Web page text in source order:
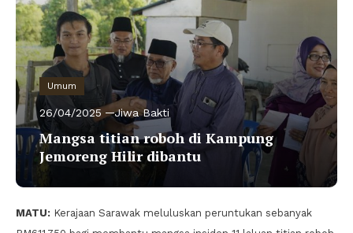
Umum
26/04/2025 Jiwa Bakti
Mangsa titian roboh di Kampung
Jemoreng Hilir dibantu
MATU: Kerajaan Sarawak meluluskan peruntukan sebanyak